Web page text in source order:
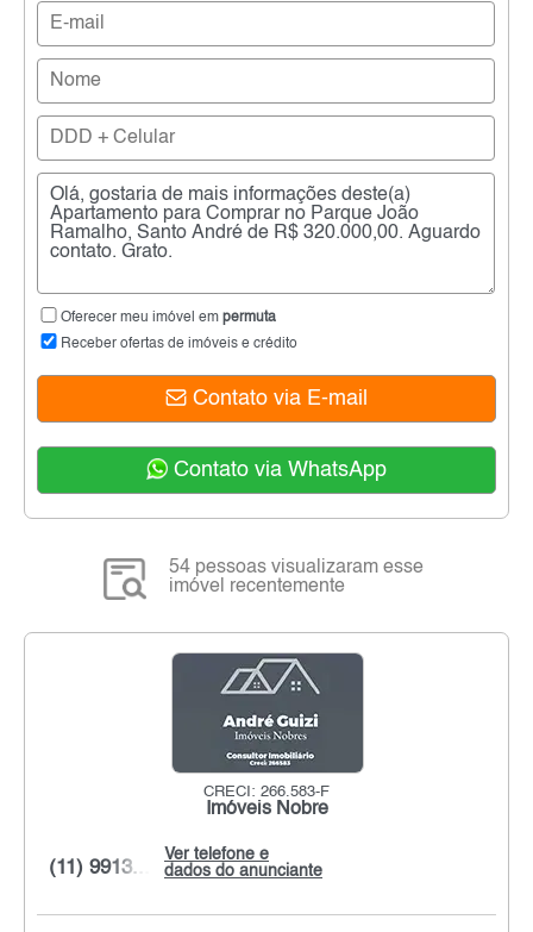
Oferecer meu imóvel em permuta
Receber ofertas de imóveis e crédito
Contato via E-mail
Contato via WhatsApp
54 pessoas visualizaram esse
imóvel recentemente
CRECI: 266.583-F
Imóveis Nobre
Ver telefone e
dados do anunciante
(11) 9913...